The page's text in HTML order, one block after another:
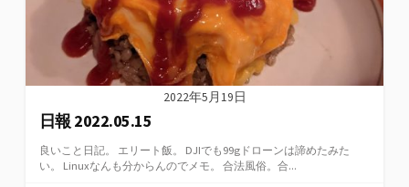
2022年5月19日
日報 2022.05.15
良いこと日記。 エリート飯。 DJIでも99gドローンは諦めたみた
い。 Linuxなんも分からんのでメモ。 合法風俗。合...